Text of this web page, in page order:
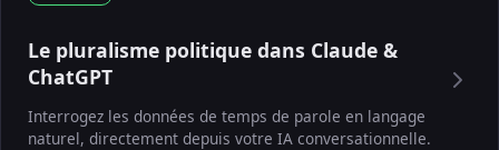
Le pluralisme politique dans Claude &
ChatGPT
Interrogez les données de temps de parole en langage
naturel, directement depuis votre IA conversationnelle.